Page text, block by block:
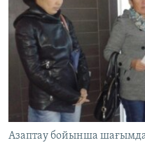
Русский
ЖАЗЫЛЫҢЫЗ
Басқа тілдерде
Азаптау бойынша